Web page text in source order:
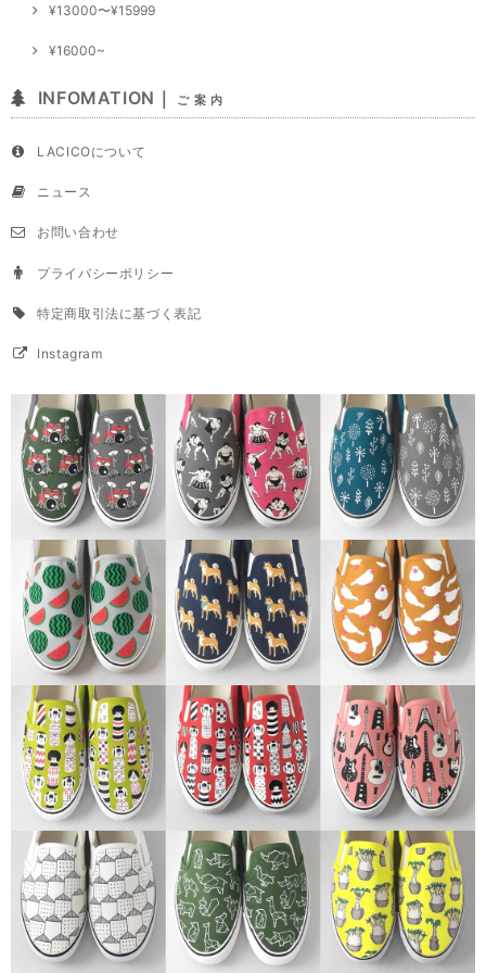
¥13000〜¥15999
¥16000~
INFOMATION｜ ご 案 内
LACICOについて
ニュース
お問い合わせ
プライバシーポリシー
特定商取引法に基づく表記
Instagram